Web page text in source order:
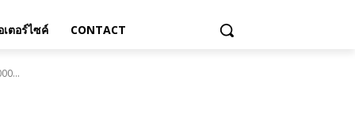
เตอร์ไซค์ CONTACT